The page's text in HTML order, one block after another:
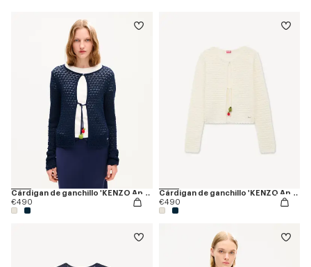
Cárdigan de ganchillo 'KENZO Apple Pop'
€490
Cárdigan de ganchillo 'KENZO Apple Pop'
€490